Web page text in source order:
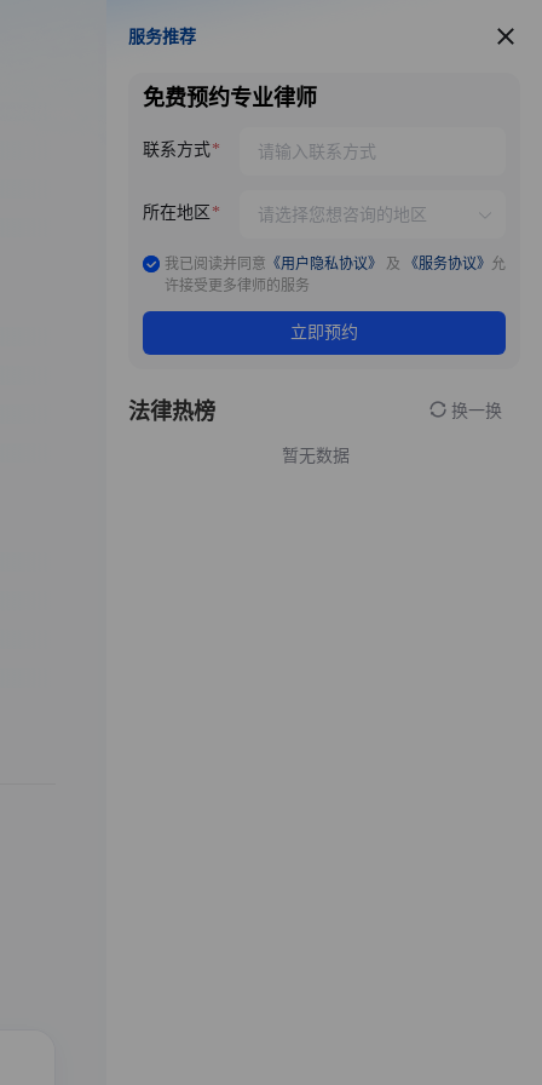
服务推荐
服务推荐
免费预约专业律师
联系方式
所在地区
我已阅读并同意 《用户隐私协议》 及 《服务协议》 允
许接受更多律师的服务
立即预约
法律热榜 换一换
暂无数据